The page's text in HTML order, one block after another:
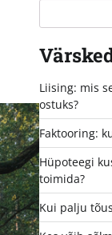
Liising: mis
ostuks?
Faktooring:
Hüpoteegi
toimida?
Kui palju